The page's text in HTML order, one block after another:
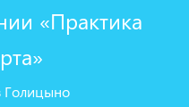
«Практика